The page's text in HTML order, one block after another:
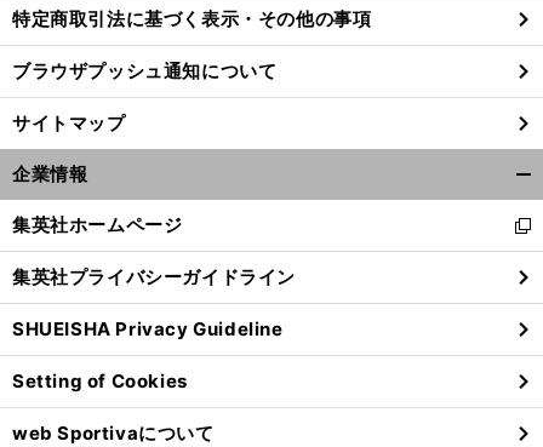
特定商取引法に基づく表示・その他の事項
ブラウザプッシュ通知について
サイトマップ
企業情報
閉
る
集英社ホームページ
新
し
い
ウ
ィ
ン
ド
ウ
で
集英社プライバシーガイドライン
SHUEISHA Privacy Guideline
Setting of Cookies
web Sportivaについて